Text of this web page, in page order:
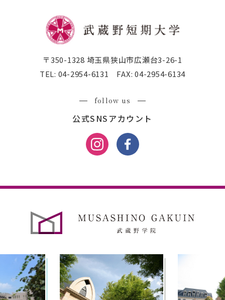
〒350-1328 埼玉県狭山市広瀬台3-26-1
TEL: 04-2954-6131 FAX: 04-2954-6134
follow us
公式SNSアカウント